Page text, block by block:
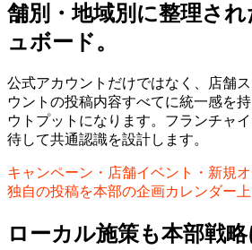
舗別・地域別に整理さ
ュボード。
公式アカウントだけではなく、店舗
ウントの投稿内容すべてに統一感を
ウトプットになります。フランチャ
待して共通認識を設計します。
キャンペーン・店舗イベント・新規
独自の投稿を本部の企画カレンダー上
ローカル施策も本部戦